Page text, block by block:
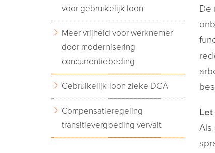
De
Let
Als
voor gebruikelijk loon
Meer vrijheid voor werknemer
door modernisering
concurrentiebeding
Gebruikelijk loon zieke DGA
Compensatieregeling
transitievergoeding vervalt